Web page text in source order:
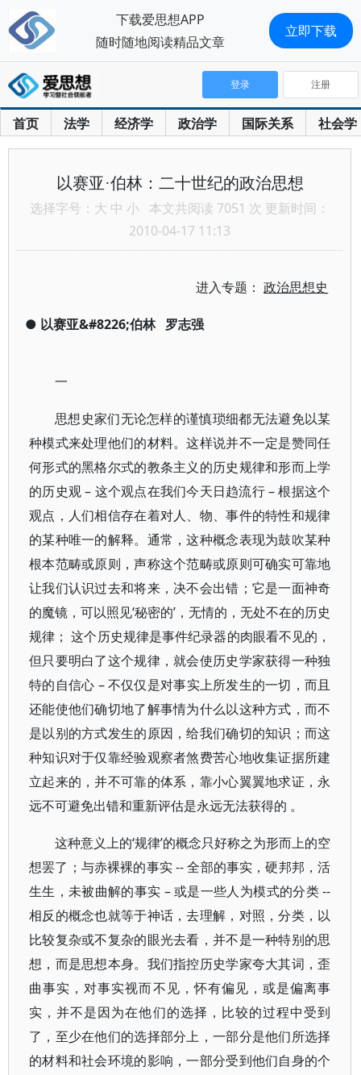
首页 法学 经济学 政治学 国际关系 社会学
登录 注册
以赛亚·伯林：二十世纪的政治思想
选择字号： 大 中 小 本文共阅读 7051 次 更新时间：
2010-04-17 11:13
进入专题：政治思想史
● 以赛亚&#8226;伯林 罗志强
一
思想史家们无论怎样的谨慎琐细都无法避免以某
种模式来处理他们的材料。这样说并不一定是赞同任
何形式的黑格尔式的教条主义的历史规律和形而上学
的历史观 – 这个观点在我们今天日趋流行 – 根据这个
观点，人们相信存在着对人、物、事件的特性和规律
的某种唯一的解释。通常，这种概念表现为鼓吹某种
根本范畴或原则，声称这个范畴或原则可确实可靠地
让我们认识过去和将来，决不会出错；它是一面神奇
的魔镜，可以照见‘秘密的’，无情的，无处不在的历史
规律； 这个历史规律是事件纪录器的肉眼看不见的，
但只要明白了这个规律，就会使历史学家获得一种独
特的自信心 – 不仅仅是对事实上所发生的一切，而且
还能使他们确切地了解事情为什么以这种方式，而不
是以别的方式发生的原因，给我们确切的知识；而这
种知识对于仅靠经验观察者煞费苦心地收集证据所建
立起来的，并不可靠的体系，靠小心翼翼地求证，永
远不可避免出错和重新评估是永远无法获得的 。
这种意义上的‘规律’的概念只好称之为形而上的空
想罢了；与赤裸裸的事实 -- 全部的事实，硬邦邦，活
生生，未被曲解的事实 – 或是一些人为模式的分类 --
相反的概念也就等于神话，去理解，对照，分类，以
比较复杂或不复杂的眼光去看，并不是一种特别的思
想，而是思想本身。我们指控历史学家夸大其词，歪
曲事实，对事实视而不见，怀有偏见，或是偏离事
实，并不是因为在他们的选择，比较的过程中受到
了，至少在他们的选择部分上，一部分是他们所选择
的材料和社会环境的影响，一部分受到他们自身的个
下载爱思想APP
随时随地阅读精品文章
立即下载